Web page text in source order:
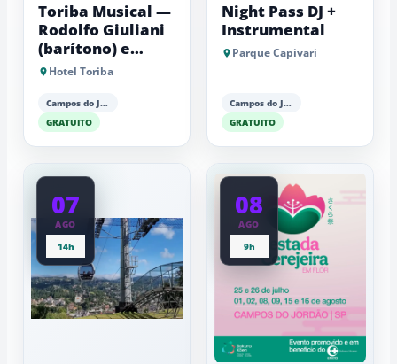
Toriba Musical —
Rodolfo Giuliani
(barítono) e
Antonio Luiz
Hotel Toriba
Campos do Jordão
GRATUITO
Night Pass DJ +
Instrumental
Parque Capivari
Campos do Jordão
GRATUITO
07
AGO
14h
08
AGO
9h